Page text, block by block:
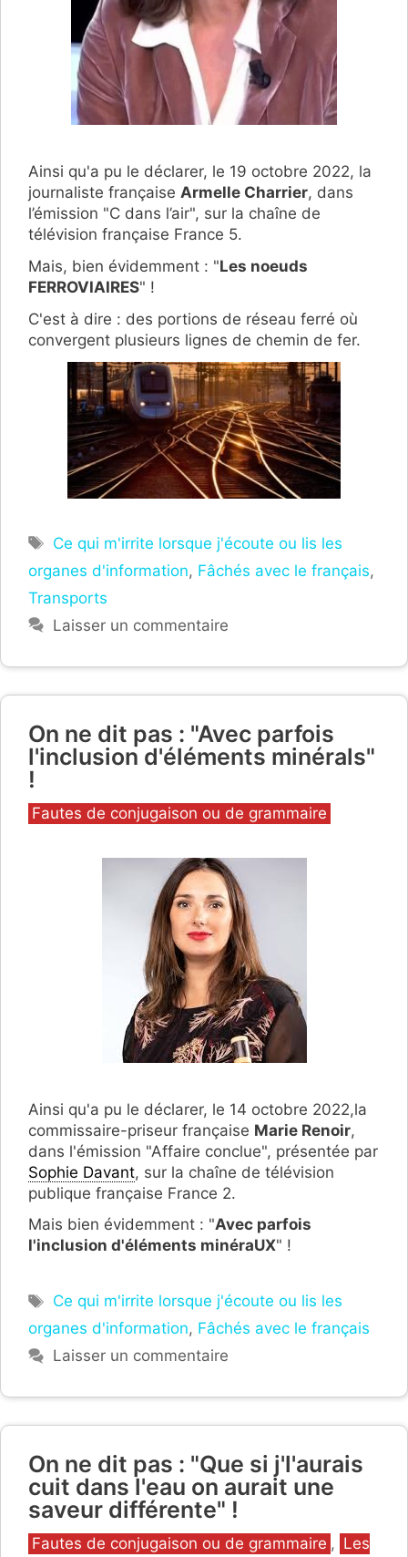
Ainsi qu'a pu le déclarer, le 19 octobre 2022, la
journaliste française Armelle Charrier, dans
l’émission "C dans l’air", sur la chaîne de
télévision française France 5.
Mais, bien évidemment : "Les noeuds
FERROVIAIRES" !
C'est à dire : des portions de réseau ferré où
convergent plusieurs lignes de chemin de fer.
Étiquettes
Ce qui m'irrite lorsque j'écoute ou lis les
organes d'information, Fâchés avec le français,
Transports
Laisser un commentaire
On ne dit pas : "Avec parfois
l'inclusion d'éléments minérals"
!
Catégories
Fautes de conjugaison ou de grammaire
Ainsi qu'a pu le déclarer, le 14 octobre 2022,la
commissaire-priseur française Marie Renoir,
dans l'émission "Affaire conclue", présentée par
Sophie Davant, sur la chaîne de télévision
publique française France 2.
Mais bien évidemment : "Avec parfois
l'inclusion d'éléments minéraUX" !
Étiquettes
Ce qui m'irrite lorsque j'écoute ou lis les
organes d'information, Fâchés avec le français
Laisser un commentaire
On ne dit pas : "Que si j'l'aurais
cuit dans l'eau on aurait une
saveur différente" !
Catégories
Fautes de conjugaison ou de grammaire , Les